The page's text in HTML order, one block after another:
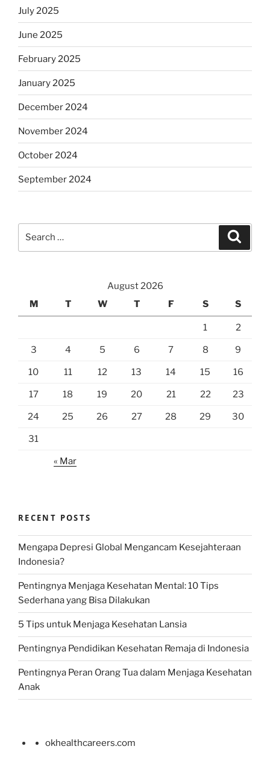
July 2025
June 2025
February 2025
January 2025
December 2024
November 2024
October 2024
September 2024
August 2026
M
T W T F S S
1 2
3 4 5 6 7 8 9
10 11 12 13 14 15 16
17 18 19 20 21 22 23
24 25 26 27 28 29 30
31
« Mar
RECENT POSTS
Mengapa Depresi Global Mengancam Kesejahteraan
Indonesia?
Pentingnya Menjaga Kesehatan Mental: 10 Tips
Sederhana yang Bisa Dilakukan
5 Tips untuk Menjaga Kesehatan Lansia
Pentingnya Pendidikan Kesehatan Remaja di Indonesia
Pentingnya Peran Orang Tua dalam Menjaga Kesehatan
Anak
okhealthcareers.com